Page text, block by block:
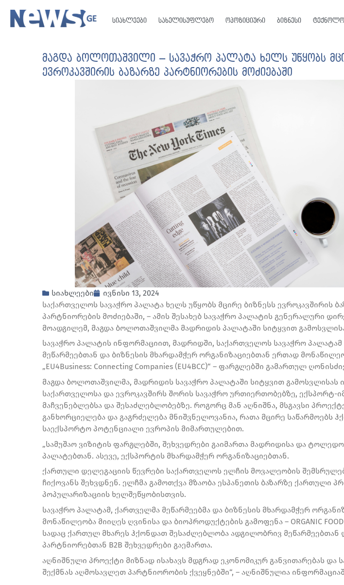
სიახლეები სახელისუფლებო ოპოზიციური ბიზნესი
მაგდა ბოლოთაშვილი – სავაჭრო პალატა ხელს უწყობს
ევროკავშირის ბაზარზე პარტნიორების მოძიებაში
სიახლეები
ივნისი 13, 2024
საქართველოს სავაჭრო პალატა ხელს უწყობს მცირე ბიზნესს ევროკავშირის
პარტნიორების მოძიებაში, – ამის შესახებ სავაჭრო პალატის გენერალური
მოადგილემ, მაგდა ბოლოთაშვილმა მადრიდის პალატაში სიტყვით
სავაჭრო პალატის ინფორმაციით, მადრიდში, საქართველოს სავაჭრო პალატამ
მეწარმეებთან და ბიზნესის მხარდამჭერ ორგანიზაციებთან ერთად
„EU4Business: Connecting Companies (EU4BCC)“ – ფარგლებში გამართულ
მაგდა ბოლოთაშვილმა, მადრიდის სავაჭრო პალატაში სიტყვით გამოსვლისას
საქართველოსა და ევროკავშირს შორის სავაჭრო ურთიერთობებზე, ექსპორტ-
მაჩვენებლებსა და შესაძლებლობებზე. როგორც მან აღნიშნა, მსგავსი
განხორციელება და გაგრძელება მნიშვნელოვანია, რათა მცირე საწარმოებს
საექსპორტო პოტენციალი ევროპის მიმართულებით.
„სამუშაო ვიზიტის ფარგლებში, შეხვედრები გაიმართა მადრიდისა და
პალატებთან. ასევე, ექსპორტის მხარდამჭერ ორგანიზაციებთან.
ქართული დელეგაციის წევრები საქართველოს ელჩის მოვალეობის
ჩიქოვანს შეხვდნენ. ელჩმა გამოთქვა მზაობა ესპანეთის ბაზარზე ქართული
პოპულარიზაციის ხელშეწყობისთვის.
სავაჭრო პალატამ, ქართველმა მეწარმეებმა და ბიზნესის მხარდამჭერ
მონაწილეობა მიიღეს ღვინისა და ბიოპროდუქტების გამოფენა – ORGANIC FOOD
სადაც ქართულ მხარეს ჰქონდათ შესაძლებლობა ადგილობრივ მეწარმეებთან
პარტნიორებთან B2B შეხვედრები გაემართა.
აღნიშნული პროექტი მიზნად ისახავს მდგრად ეკონომიკურ განვითარებას და
შექმნას აღმოსავლეთ პარტნიორობის ქვეყნებში“, – აღნიშნულია